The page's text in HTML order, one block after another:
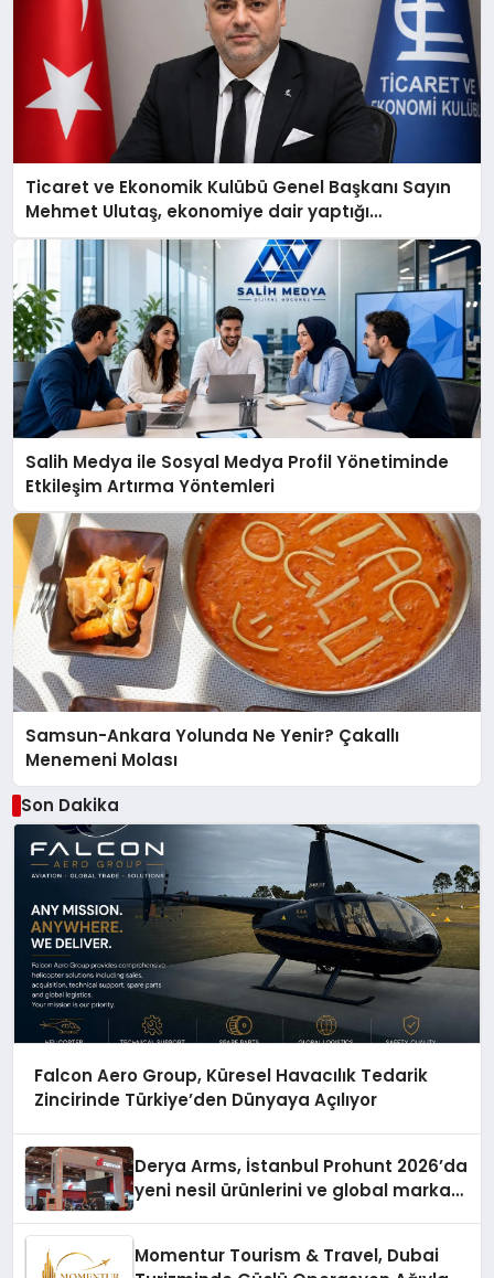
Ticaret ve Ekonomik Kulübü Genel Başkanı Sayın
Mehmet Ulutaş, ekonomiye dair yaptığı
açıklamada şunları kaydetti:
Salih Medya ile Sosyal Medya Profil Yönetiminde
Etkileşim Artırma Yöntemleri
Samsun-Ankara Yolunda Ne Yenir? Çakallı
Menemeni Molası
Son Dakika
Falcon Aero Group, Küresel Havacılık Tedarik
Zincirinde Türkiye’den Dünyaya Açılıyor
Derya Arms, İstanbul Prohunt 2026’da
yeni nesil ürünlerini ve global marka
Momentur Tourism & Travel, Dubai